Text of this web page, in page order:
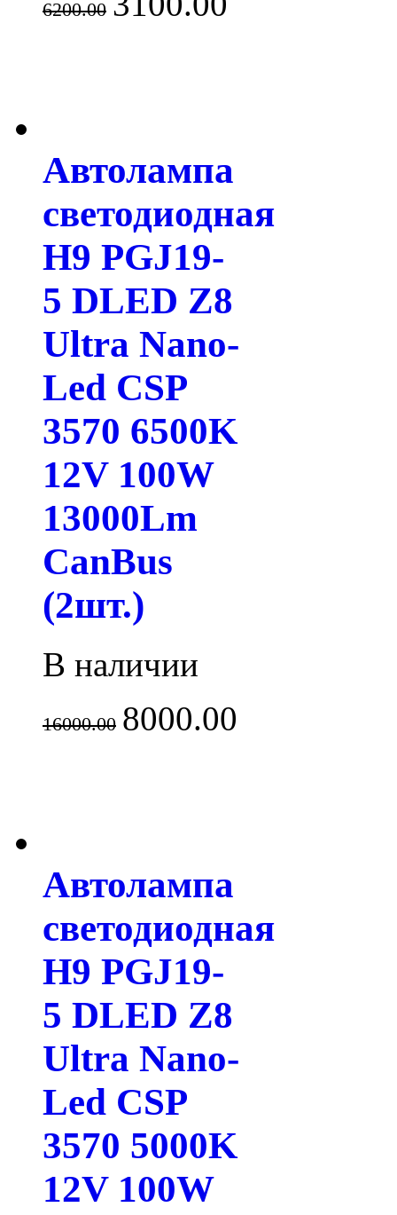
6200.00
Автолампа
светодиодная
H9 PGJ19-
5 DLED Z8
Ultra Nano-
Led CSP
3570 6500K
12V 100W
13000Lm
CanBus
(2шт.)
В наличии
16000.00 8000.00
Автолампа
светодиодная
H9 PGJ19-
5 DLED Z8
Ultra Nano-
Led CSP
3570 5000K
12V 100W